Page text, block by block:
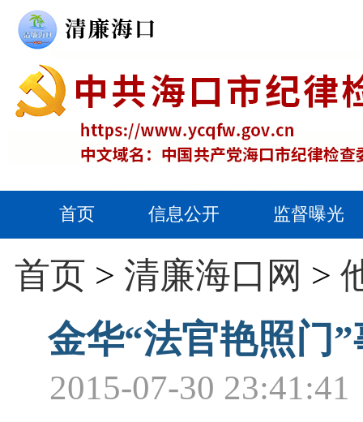
首页 信息公开 监督曝光
首页 > 清廉海口网 >
金华“法官艳照门
2015-07-30